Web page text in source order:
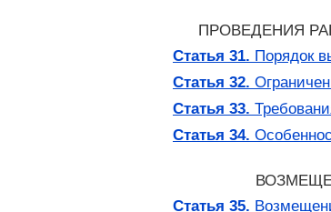
ПРОВЕДЕНИЯ
Статья 31. Порядок
Статья 32.
Статья 33.
Статья 34.
Статья 35.